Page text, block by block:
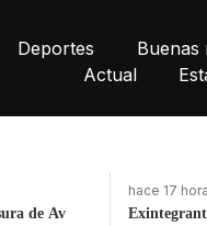
Deportes Buenas
Actual
e
hace 12
Dos